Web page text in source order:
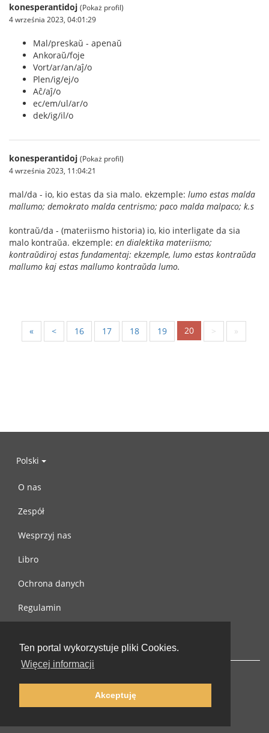
Ten portal wykorzystuje pliki Cookies.
Więcej informacji
Akceptuję
konesperantidoj (Pokaż profil)
4 września 2023, 04:01:29
Mal/preskaŭ - apenaŭ
Ankoraŭ/foje
Vort/ar/an/aĵ/o
Plen/ig/ej/o
Aĉ/aĵ/o
ec/em/ul/ar/o
dek/ig/il/o
konesperantidoj (Pokaż profil)
4 września 2023, 11:04:21
mal/da - io, kio estas da sia malo. ekzemple: lumo estas malda
mallumo; demokrato malda centrismo; paco malda malpaco; k.s
kontraŭ/da - (materiismo historia) io, kio interligate da sia
malo kontraŭa. ekzemple: en dialektika materiismo;
kontraŭdiroj estas fundamentaj: ekzemple, lumo estas kontraŭda
mallumo kaj estas mallumo kontraŭda lumo.
« < 16 17 18 19 20 > »
Polski
O nas
Zespół
Wesprzyj nas
Libro
Ochrona danych
Regulamin
© 2002-2026 lernu.net |Impressum